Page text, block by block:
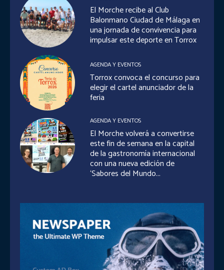
El Morche recibe al Club
Balonmano Ciudad de Málaga en
una jornada de convivencia para
impulsar este deporte en Torrox
AGENDA Y EVENTOS
Torrox convoca el concurso para
elegir el cartel anunciador de la
feria
AGENDA Y EVENTOS
El Morche volverá a convertirse
este fin de semana en la capital
de la gastronomía internacional
con una nueva edición de
‘Sabores del Mundo...